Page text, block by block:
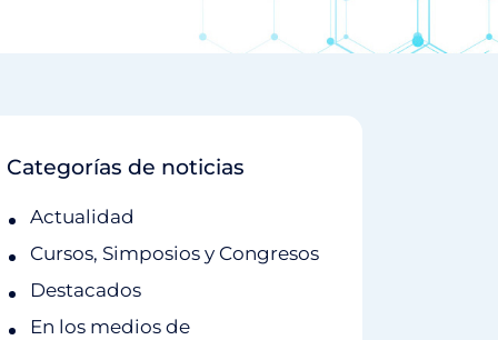
Categorías de noticias
Actualidad
Cursos, Simposios y Congresos
Destacados
En los medios de